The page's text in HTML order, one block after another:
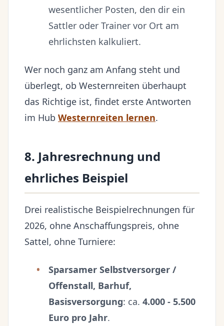
wesentlicher Posten, den dir ein
Sattler oder Trainer vor Ort am
ehrlichsten kalkuliert.
Wer noch ganz am Anfang steht und
überlegt, ob Westernreiten überhaupt
das Richtige ist, findet erste Antworten
im Hub Westernreiten lernen.
8. Jahresrechnung und
ehrliches Beispiel
Drei realistische Beispielrechnungen für
2026, ohne Anschaffungspreis, ohne
Sattel, ohne Turniere:
Sparsamer Selbstversorger /
Offenstall, Barhuf,
Basisversorgung: ca. 4.000 - 5.500
Euro pro Jahr.